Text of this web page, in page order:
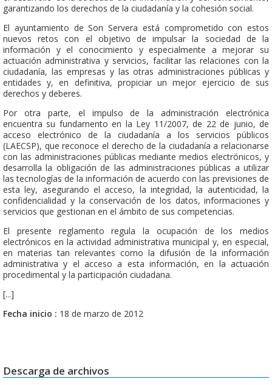
garantizando los derechos de la ciudadanía y la cohesión social.
El ayuntamiento de Son Servera está comprometido con estos
nuevos retos con el objetivo de impulsar la sociedad de la
información y el conocimiento y especialmente a mejorar su
actuación administrativa y servicios, facilitar las relaciones con la
ciudadanía, las empresas y las otras administraciones públicas y
entidades y, en definitiva, propiciar un mejor ejercicio de sus
derechos y deberes.
Por otra parte, el impulso de la administración electrónica
encuentra su fundamento en la Ley 11/2007, de 22 de junio, de
acceso electrónico de la ciudadanía a los servicios públicos
(LAECSP), que reconoce el derecho de la ciudadanía a relacionarse
con las administraciones públicas mediante medios electrónicos, y
desarrolla la obligación de las administraciones públicas a utilizar
las tecnologías de la información de acuerdo con las previsiones de
esta ley, asegurando el acceso, la integridad, la autenticidad, la
confidencialidad y la conservación de los datos, informaciones y
servicios que gestionan en el ámbito de sus competencias.
El presente reglamento regula la ocupación de los medios
electrónicos en la actividad administrativa municipal y, en especial,
en materias tan relevantes como la difusión de la información
administrativa y el acceso a esta información, en la actuación
procedimental y la participación ciudadana.
[...]
Fecha inicio : 18 de marzo de 2012
Descarga de archivos